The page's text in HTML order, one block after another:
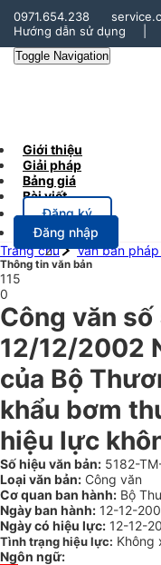
0971.654.238
Hướng dẫn sử dụng
Toggle Navigation
Giới thiệu
Giải pháp
Bảng giá
Bài viết
Đăng ký
Đăng nhập
Trang chủ
Văn bản
Thông tin văn bản
115
0
Công văn
12/12/2002
của Bộ
khẩu bơm
hiệu lực
Số hiệu văn bản: 5182-
Loại văn bản: Công văn
Cơ quan ban hành: Bộ
Ngày ban hành: 12-12-
Ngày có hiệu lực: 12-12-
Tình trạng hiệu lực: Không
Ngôn ngữ: